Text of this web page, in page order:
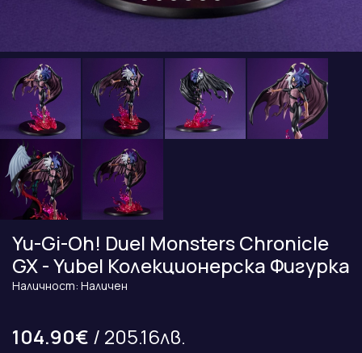
Yu-Gi-Oh! Duel Monsters Chronicle
GX - Yubel Колекционерска Фигурка
Наличност: Наличен
104.90€ / 205.16лв.